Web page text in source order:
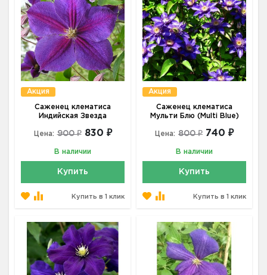
Акция
Саженец клематиса
Индийская Звезда
Цена: 900 ₽ 830 ₽
В наличии
Купить
Купить в 1 клик
Акция
Саженец клематиса
Мульти Блю (Multi Blue)
Цена: 800 ₽ 740 ₽
В наличии
Купить
Купить в 1 клик